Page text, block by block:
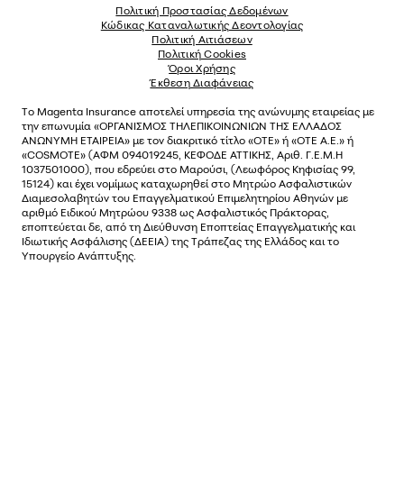
Πολιτική Προστασίας Δεδομένων
Κώδικας Καταναλωτικής Δεοντολογίας
Πολιτική Αιτιάσεων
Πολιτική Cookies
Όροι Χρήσης
Έκθεση Διαφάνειας
Το Magenta Insurance αποτελεί υπηρεσία της ανώνυµης εταιρείας µε
την επωνυµία «ΟΡΓΑΝΙΣΜΟΣ ΤΗΛΕΠΙΚΟΙΝΩΝΙΩΝ ΤΗΣ ΕΛΛΑΔΟΣ
ΑΝΩΝΥΜΗ ΕΤΑΙΡΕΙΑ» µε τον διακριτικό τίτλο «OTE» ή «ΟΤΕ Α.Ε.» ή
«COSMOTE» (ΑΦΜ 094019245, ΚΕΦΟΔΕ ΑΤΤΙΚΗΣ, Αριθ. Γ.Ε.Μ.Η
1037501000), που εδρεύει στο Μαρούσι, (Λεωφόρος Κηφισίας 99,
15124) και έχει νοµίµως καταχωρηθεί στο Μητρώο Ασφαλιστικών
Διαµεσολαβητών του Επαγγελµατικού Επιµελητηρίου Αθηνών µε
αριθµό Ειδικού Μητρώου 9338 ως Ασφαλιστικός Πράκτορας,
εποπτεύεται δε, από τη Διεύθυνση Εποπτείας Επαγγελματικής και
Ιδιωτικής Ασφάλισης (ΔΕΕΙΑ) της Τράπεζας της Ελλάδος και το
Υπουργείο Ανάπτυξης.